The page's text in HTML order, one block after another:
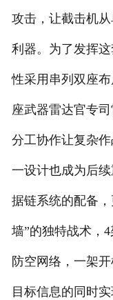
攻击，让截击机
利器。为了发挥
性采用串列双座
座武器雷达官专
分工协作让复杂
一设计也成为后
据链系统的配备
墙”的独特战术，
防空网络，一架
目标信息的同时